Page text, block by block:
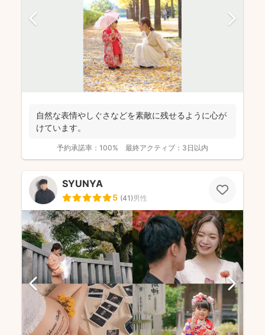
自然な表情やしぐさなどを素敵に残せるように心が
けています。
予約承諾率： 100% 最終アクティブ： 3日以内
SYUNYA
5 (41)男性